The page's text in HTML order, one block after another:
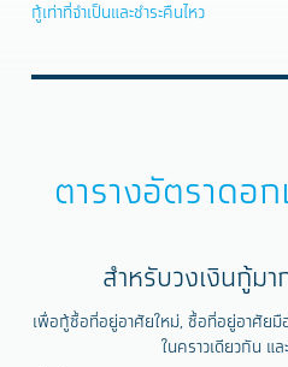
กู้เท่าที่จำเป็นและชำระคืนไหว
ตารางอัตราดอ
สำหรับวงเงินกู้มา
เพื่อกู้ซื้อที่อยู่อาศัยใหม่, ซื้อที่อยู่อาศัย
ในคราวเดียวกัน แ